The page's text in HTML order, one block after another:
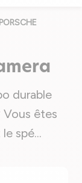
durable
Vous êtes
le spé...